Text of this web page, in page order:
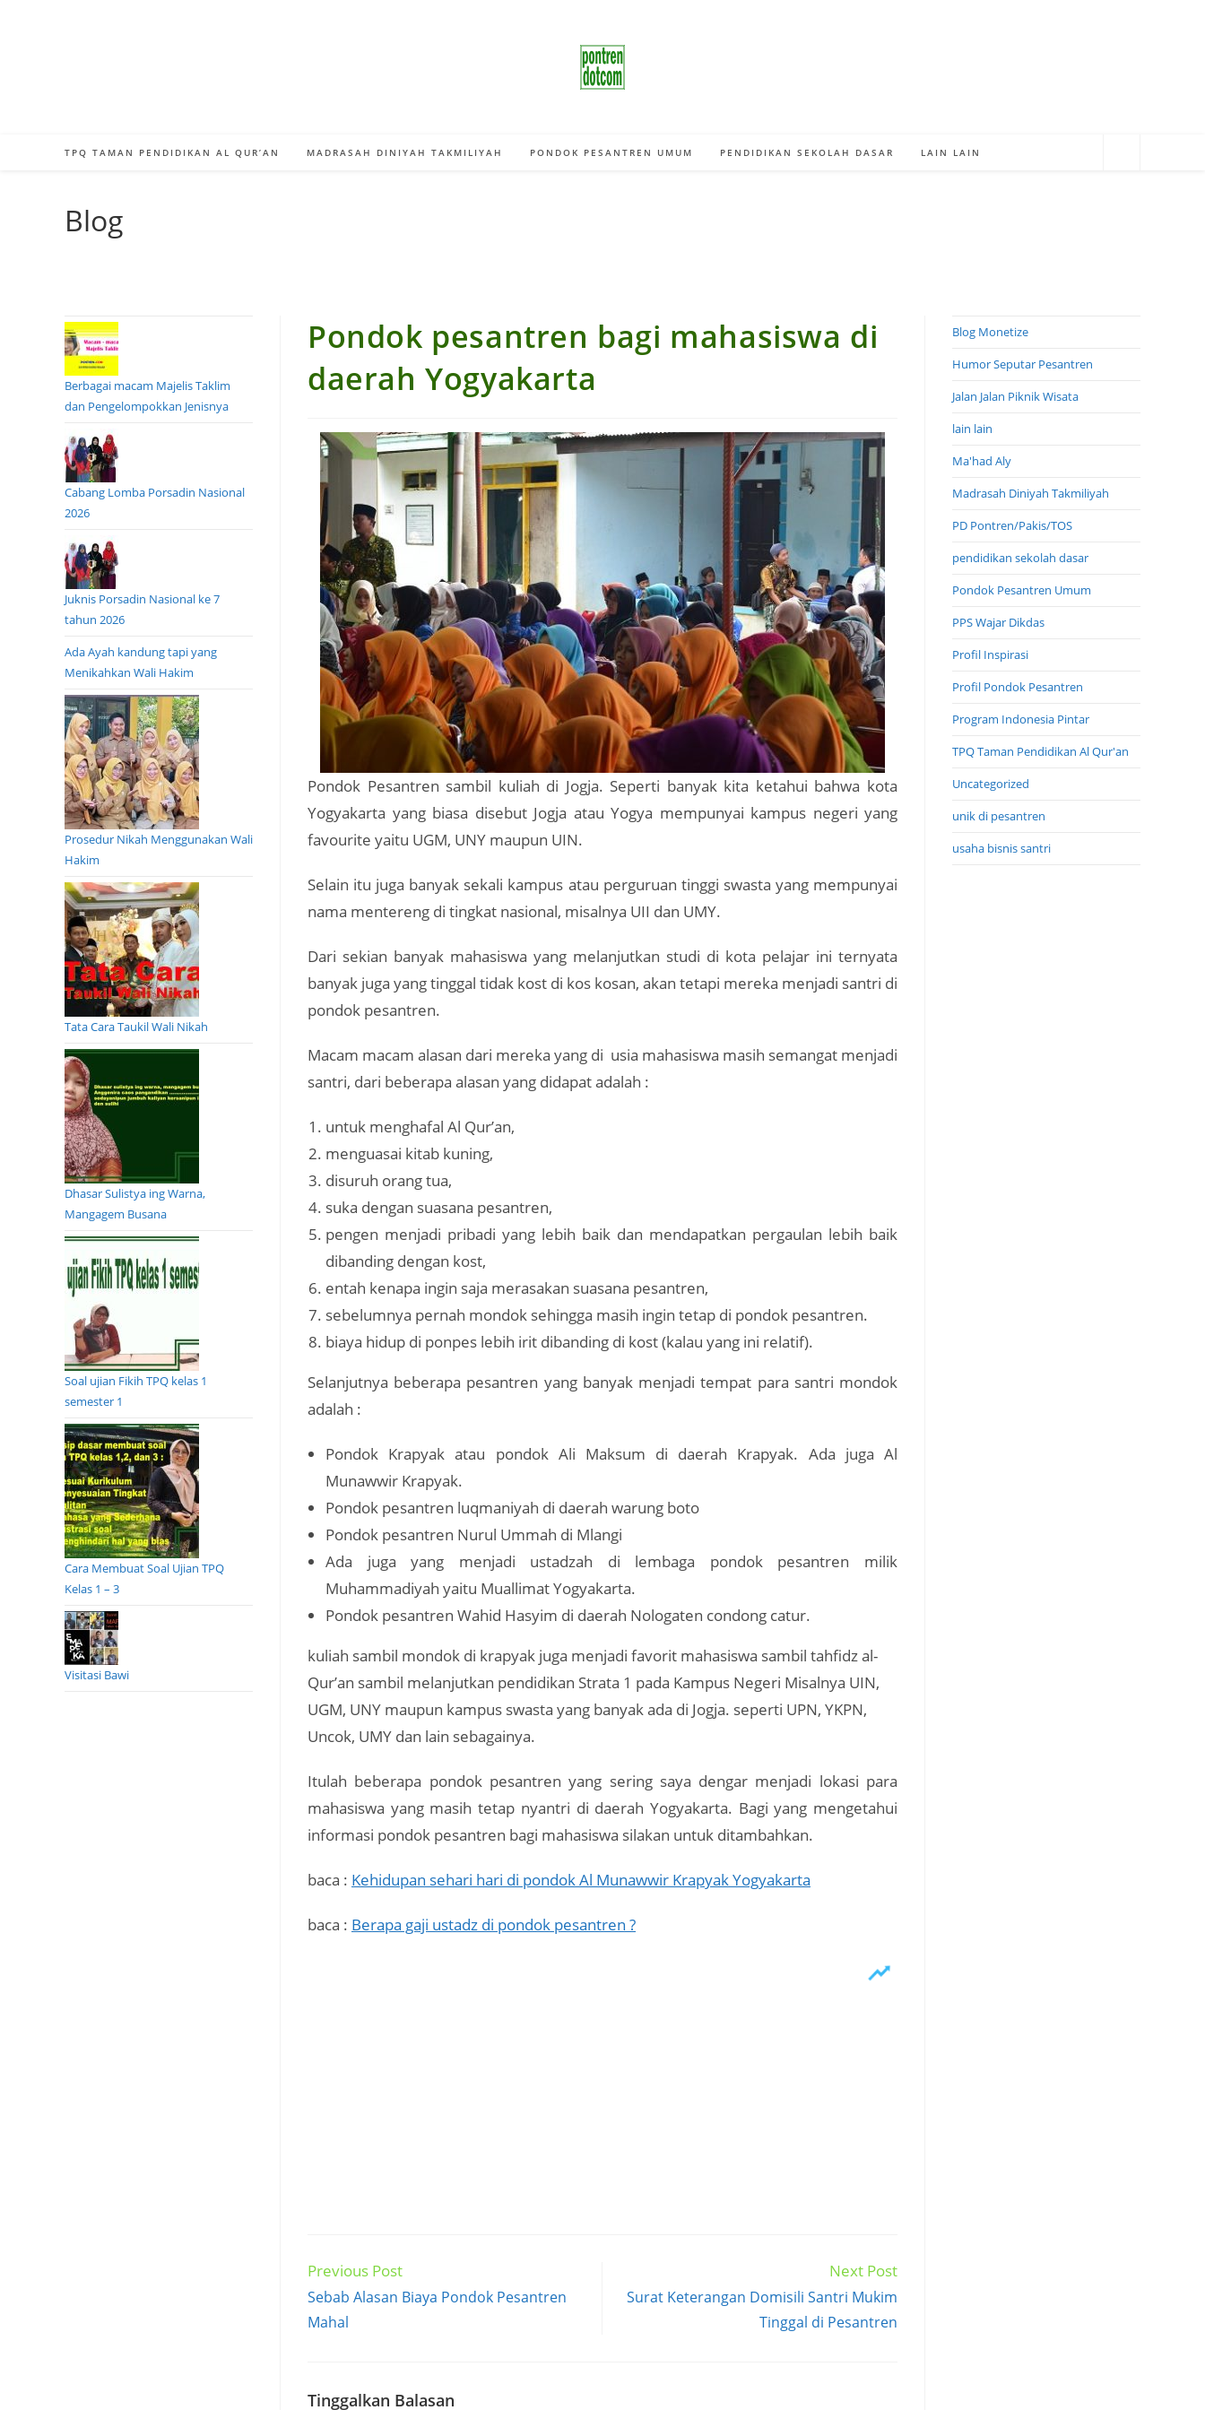
TPQ TAMAN PENDIDIKAN AL QUR’AN MADRASAH DINIYAH TAKMILIYAH PONDOK PESANTREN UMUM PENDIDIKAN SEKOLAH DASAR LAIN LAIN
Blog
Pondok pesantren bagi mahasiswa di
daerah Yogyakarta
Pondok Pesantren sambil kuliah di Jogja. Seperti banyak kita ketahui bahwa kota
Yogyakarta yang biasa disebut Jogja atau Yogya mempunyai kampus negeri yang
favourite yaitu UGM, UNY maupun UIN.
Selain itu juga banyak sekali kampus atau perguruan tinggi swasta yang mempunyai
nama mentereng di tingkat nasional, misalnya UII dan UMY.
Dari sekian banyak mahasiswa yang melanjutkan studi di kota pelajar ini ternyata
banyak juga yang tinggal tidak kost di kos kosan, akan tetapi mereka menjadi santri di
pondok pesantren.
Macam macam alasan dari mereka yang di usia mahasiswa masih semangat menjadi
santri, dari beberapa alasan yang didapat adalah :
untuk menghafal Al Qur’an,
menguasai kitab kuning,
disuruh orang tua,
suka dengan suasana pesantren,
pengen menjadi pribadi yang lebih baik dan mendapatkan pergaulan lebih baik
dibanding dengan kost,
entah kenapa ingin saja merasakan suasana pesantren,
sebelumnya pernah mondok sehingga masih ingin tetap di pondok pesantren.
biaya hidup di ponpes lebih irit dibanding di kost (kalau yang ini relatif).
Selanjutnya beberapa pesantren yang banyak menjadi tempat para santri mondok
adalah :
Pondok Krapyak atau pondok Ali Maksum di daerah Krapyak. Ada juga Al
Munawwir Krapyak.
Pondok pesantren luqmaniyah di daerah warung boto
Pondok pesantren Nurul Ummah di Mlangi
Ada juga yang menjadi ustadzah di lembaga pondok pesantren milik
Muhammadiyah yaitu Muallimat Yogyakarta.
Pondok pesantren Wahid Hasyim di daerah Nologaten condong catur.
kuliah sambil mondok di krapyak juga menjadi favorit mahasiswa sambil tahfidz al-
Qur’an sambil melanjutkan pendidikan Strata 1 pada Kampus Negeri Misalnya UIN,
UGM, UNY maupun kampus swasta yang banyak ada di Jogja. seperti UPN, YKPN,
Uncok, UMY dan lain sebagainya.
Itulah beberapa pondok pesantren yang sering saya dengar menjadi lokasi para
mahasiswa yang masih tetap nyantri di daerah Yogyakarta. Bagi yang mengetahui
informasi pondok pesantren bagi mahasiswa silakan untuk ditambahkan.
baca : Kehidupan sehari hari di pondok Al Munawwir Krapyak Yogyakarta
baca : Berapa gaji ustadz di pondok pesantren ?
Read
more
articles
Previous Post
Sebab Alasan Biaya Pondok Pesantren
Mahal
Next Post
Surat Keterangan Domisili Santri Mukim
Tinggal di Pesantren
Tinggalkan Balasan
Berbagai macam Majelis Taklim
dan Pengelompokkan Jenisnya
Cabang Lomba Porsadin Nasional
2026
Juknis Porsadin Nasional ke 7
tahun 2026
Ada Ayah kandung tapi yang
Menikahkan Wali Hakim
Prosedur Nikah Menggunakan Wali
Hakim
Tata Cara Taukil Wali Nikah
Dhasar Sulistya ing Warna,
Mangagem Busana
Soal ujian Fikih TPQ kelas 1
semester 1
Cara Membuat Soal Ujian TPQ
Kelas 1 – 3
Visitasi Bawi
Blog Monetize
Humor Seputar Pesantren
Jalan Jalan Piknik Wisata
lain lain
Ma'had Aly
Madrasah Diniyah Takmiliyah
PD Pontren/Pakis/TOS
pendidikan sekolah dasar
Pondok Pesantren Umum
PPS Wajar Dikdas
Profil Inspirasi
Profil Pondok Pesantren
Program Indonesia Pintar
TPQ Taman Pendidikan Al Qur'an
Uncategorized
unik di pesantren
usaha bisnis santri